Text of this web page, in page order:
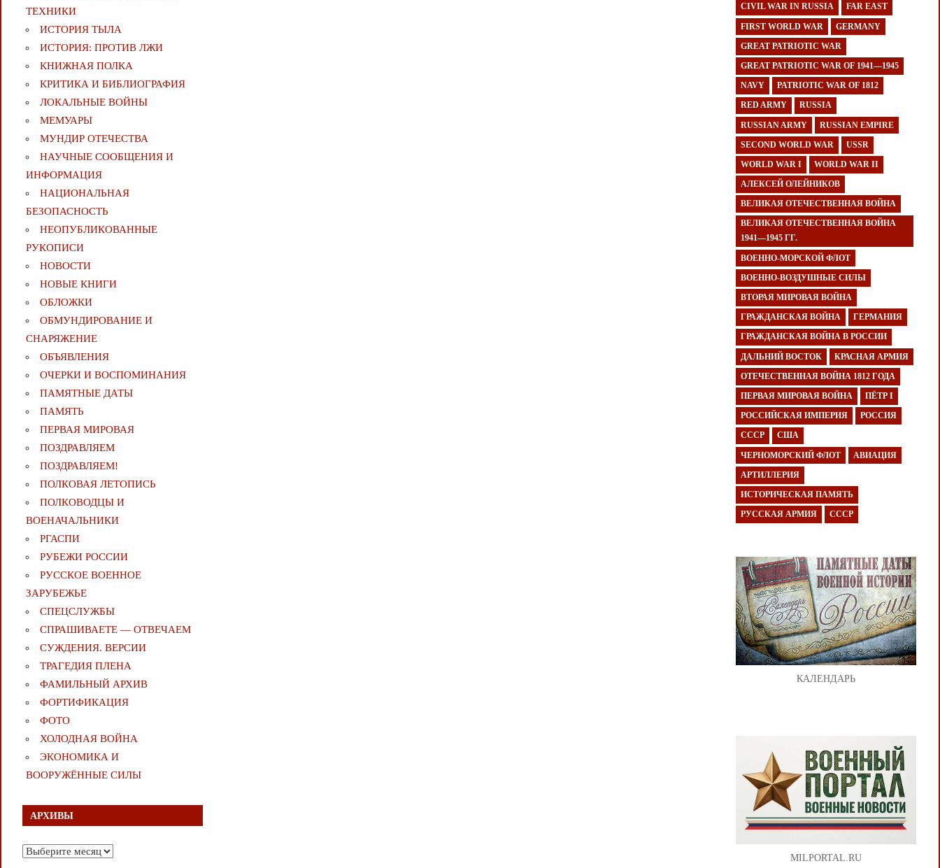
ТЕХНИКИ
ИСТОРИЯ ТЫЛА
ИСТОРИЯ: ПРОТИВ ЛЖИ
КНИЖНАЯ ПОЛКА
КРИТИКА И БИБЛИОГРАФИЯ
ЛОКАЛЬНЫЕ ВОЙНЫ
МЕМУАРЫ
МУНДИР ОТЕЧЕСТВА
НАУЧНЫЕ СООБЩЕНИЯ И
ИНФОРМАЦИЯ
НАЦИОНАЛЬНАЯ
БЕЗОПАСНОСТЬ
НЕОПУБЛИКОВАННЫЕ
РУКОПИСИ
НОВОСТИ
НОВЫЕ КНИГИ
ОБЛОЖКИ
ОБМУНДИРОВАНИЕ И
СНАРЯЖЕНИЕ
ОБЪЯВЛЕНИЯ
ОЧЕРКИ И ВОСПОМИНАНИЯ
ПАМЯТНЫЕ ДАТЫ
ПАМЯТЬ
ПЕРВАЯ МИРОВАЯ
ПОЗДРАВЛЯЕМ
ПОЗДРАВЛЯЕМ!
ПОЛКОВАЯ ЛЕТОПИСЬ
ПОЛКОВОДЦЫ И
ВОЕНАЧАЛЬНИКИ
РГАСПИ
РУБЕЖИ РОССИИ
РУССКОЕ ВОЕННОЕ
ЗАРУБЕЖЬЕ
СПЕЦСЛУЖБЫ
СПРАШИВАЕТЕ — ОТВЕЧАЕМ
СУЖДЕНИЯ. ВЕРСИИ
ТРАГЕДИЯ ПЛЕНА
ФАМИЛЬНЫЙ АРХИВ
ФОРТИФИКАЦИЯ
ФОТО
ХОЛОДНАЯ ВОЙНА
ЭКОНОМИКА И
ВООРУЖЁННЫЕ СИЛЫ
АРХИВЫ
Архивы
CIVIL WAR IN RUSSIA FAR EAST
FIRST WORLD WAR GERMANY
GREAT PATRIOTIC WAR
GREAT PATRIOTIC WAR OF 1941—1945
NAVY PATRIOTIC WAR OF 1812
RED ARMY RUSSIA
RUSSIAN ARMY RUSSIAN EMPIRE
SECOND WORLD WAR USSR
WORLD WAR I WORLD WAR II
АЛЕКСЕЙ ОЛЕЙНИКОВ
ВЕЛИКАЯ ОТЕЧЕСТВЕННАЯ ВОЙНА
ВЕЛИКАЯ ОТЕЧЕСТВЕННАЯ ВОЙНА
1941—1945 ГГ.
ВОЕННО-МОРСКОЙ ФЛОТ
ВОЕННО-ВОЗДУШНЫЕ СИЛЫ
ВТОРАЯ МИРОВАЯ ВОЙНА
ГРАЖДАНСКАЯ ВОЙНА ГЕРМАНИЯ
ГРАЖДАНСКАЯ ВОЙНА В РОССИИ
ДАЛЬНИЙ ВОСТОК КРАСНАЯ АРМИЯ
ОТЕЧЕСТВЕННАЯ ВОЙНА 1812 ГОДА
ПЕРВАЯ МИРОВАЯ ВОЙНА ПЁТР I
РОССИЙСКАЯ ИМПЕРИЯ РОССИЯ
СССР США
ЧЕРНОМОРСКИЙ ФЛОТ АВИАЦИЯ
АРТИЛЛЕРИЯ
ИСТОРИЧЕСКАЯ ПАМЯТЬ
РУССКАЯ АРМИЯ СССР
КАЛЕНДАРЬ
MILPORTAL.RU